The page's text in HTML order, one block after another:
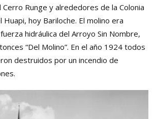
Runge y alrededores de la Colonia
Huapi, hoy Bariloche. El molino era
hidráulica del Arroyo Sin Nombre,
“Del Molino”. En el año 1924 todos
destruidos por un incendio de